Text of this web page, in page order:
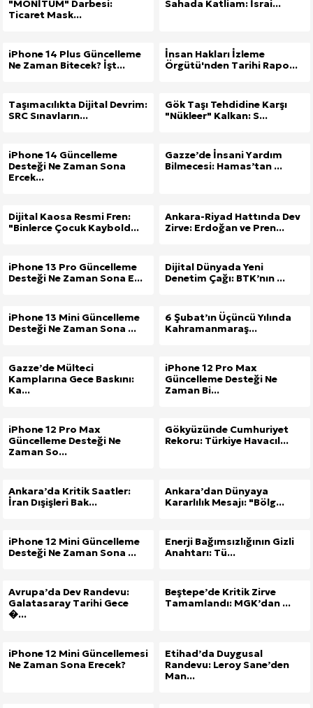
"MONİTUM" Darbesi:
Ticaret Mask...
Sahada Katliam: İsrai...
iPhone 14 Plus Güncelleme
Ne Zaman Bitecek? İşt...
İnsan Hakları İzleme
Örgütü'nden Tarihi Rapo...
Taşımacılıkta Dijital Devrim:
SRC Sınavların...
Gök Taşı Tehdidine Karşı
"Nükleer" Kalkan: S...
iPhone 14 Güncelleme
Desteği Ne Zaman Sona
Ercek...
Gazze’de İnsani Yardım
Bilmecesi: Hamas’tan ...
Dijital Kaosa Resmi Fren:
"Binlerce Çocuk Kaybold...
Ankara-Riyad Hattında Dev
Zirve: Erdoğan ve Pren...
iPhone 13 Pro Güncelleme
Desteği Ne Zaman Sona E...
Dijital Dünyada Yeni
Denetim Çağı: BTK’nın ...
iPhone 13 Mini Güncelleme
Desteği Ne Zaman Sona ...
6 Şubat’ın Üçüncü Yılında
Kahramanmaraş...
Gazze’de Mülteci
Kamplarına Gece Baskını:
Ka...
iPhone 12 Pro Max
Güncelleme Desteği Ne
Zaman Bi...
iPhone 12 Pro Max
Güncelleme Desteği Ne
Zaman So...
Gökyüzünde Cumhuriyet
Rekoru: Türkiye Havacıl...
Ankara’da Kritik Saatler:
İran Dışişleri Bak...
Ankara’dan Dünyaya
Kararlılık Mesajı: "Bölg...
iPhone 12 Mini Güncelleme
Desteği Ne Zaman Sona ...
Enerji Bağımsızlığının Gizli
Anahtarı: Tü...
Avrupa’da Dev Randevu:
Galatasaray Tarihi Gece
�...
Beştepe’de Kritik Zirve
Tamamlandı: MGK’dan ...
iPhone 12 Mini Güncellemesi
Ne Zaman Sona Erecek?
Etihad’da Duygusal
Randevu: Leroy Sane’den
Man...